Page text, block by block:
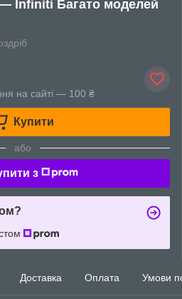
Infiniti Багато моделей
на сайті — 100 ₴
Купити
або
з
Доставка Оплата Умови